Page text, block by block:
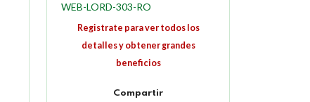
WEB-LORD-303-RO
Registrate para ver todos los
detalles y obtener grandes
beneficios
Compartir